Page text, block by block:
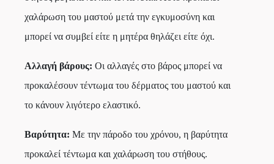
χαλάρωση του μαστού μετά την εγκυμοσύνη και
μπορεί να συμβεί είτε η μητέρα θηλάζει είτε όχι.
Αλλαγή βάρους: Οι αλλαγές στο βάρος μπορεί να
προκαλέσουν τέντωμα του δέρματος του μαστού και
το κάνουν λιγότερο ελαστικό.
Βαρύτητα: Με την πάροδο του χρόνου, η βαρύτητα
προκαλεί τέντωμα και χαλάρωση του στήθους.